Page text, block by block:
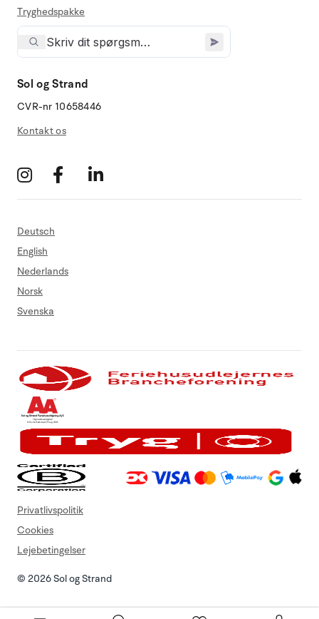
Tryghedspakke
Sol og Strand
CVR-nr 10658446
Kontakt os
Deutsch
English
Nederlands
Norsk
Svenska
© 2026 Sol og Strand
Privatlivspolitik
Cookies
Lejebetingelser